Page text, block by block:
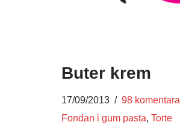
Buter krem
17/09/2013
98 komentara
Fondan i gum pasta, Torte